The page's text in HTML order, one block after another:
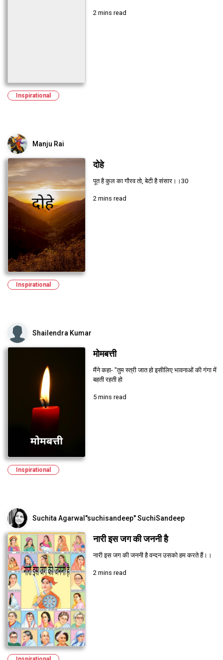
2 mins read
Inspirational
Manju Rai
दोहे
पूत है कुल का गौरव तो, बेटी है संसार।।30
2 mins read
Inspirational
Shailendra Kumar
मोमबत्ती
मैंने कहा- "तुम स्त्री जात हो इसीलिए भावनाओं की गंगा में
बहती रहती हो
5 mins read
Inspirational
Suchita Agarwal"suchisandeep" SuchiSandeep
नारी इस जग की जननी है
नारी इस जग की जननी है वन्दन उसको हम करते हैं।।
2 mins read